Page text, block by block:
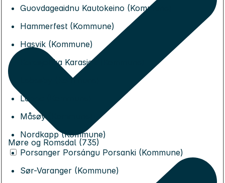
Guovdageaidnu Kautokeino (Kommune)
Hammerfest (Kommune)
Hasvik (Kommune)
Karasjohka Karasjok (Kommune)
Lebesby (Kommune)
Loppa (Kommune)
Måsøy (Kommune)
Nordkapp (Kommune)
Porsanger Porsángu Porsanki (Kommune)
Sør-Varanger (Kommune)
Møre og Romsdal (735)